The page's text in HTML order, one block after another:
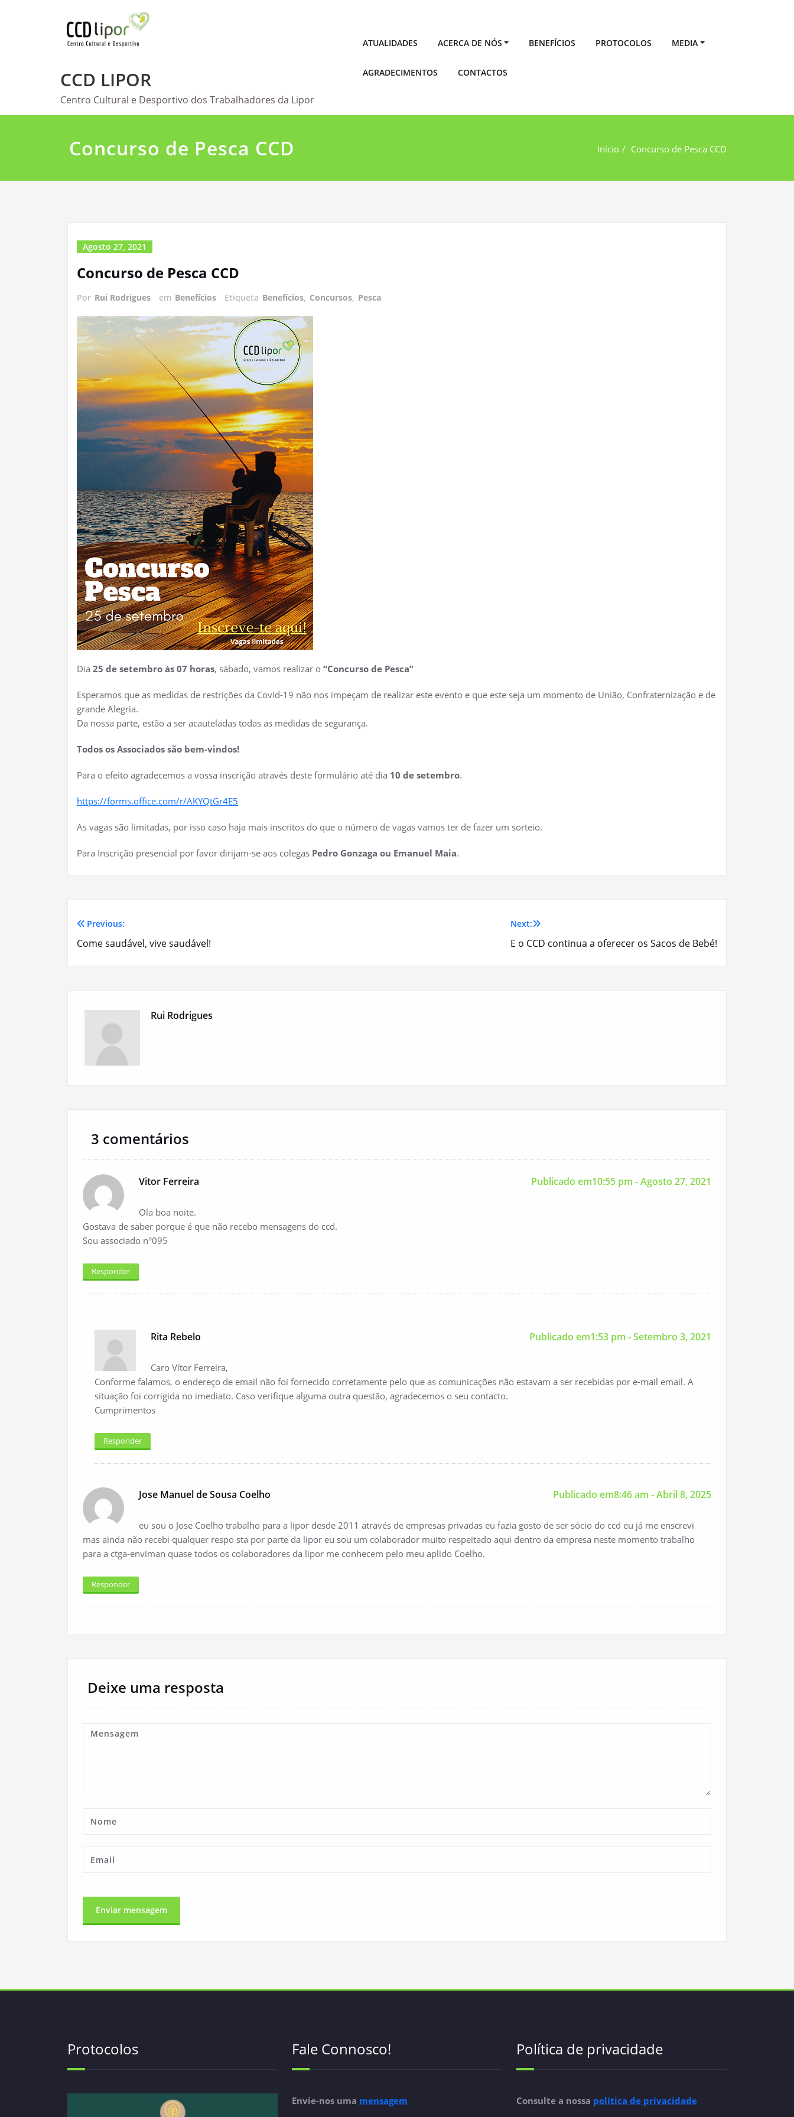
CCD LIPOR
Centro Cultural e Desportivo dos Trabalhadores da Lipor
ATUALIDADES ACERCA DE NÓS BENEFÍCIOS PROTOCOLOS MEDIA
AGRADECIMENTOS CONTACTOS
Concurso de Pesca CCD Início Concurso de Pesca CCD
Agosto 27, 2021
Concurso de Pesca CCD
Por Rui Rodrigues em Benefícios Etiqueta Benefícios, Concursos, Pesca
Dia 25 de setembro às 07 horas, sábado, vamos realizar o “Concurso de Pesca”
Esperamos que as medidas de restrições da Covid-19 não nos impeçam de realizar este evento e que este seja um momento de União, Confraternização e de
grande Alegria.
Da nossa parte, estão a ser acauteladas todas as medidas de segurança.
Todos os Associados são bem-vindos!
Para o efeito agradecemos a vossa inscrição através deste formulário até dia 10 de setembro.
https://forms.office.com/r/AKYQtGr4E5
As vagas são limitadas, por isso caso haja mais inscritos do que o número de vagas vamos ter de fazer um sorteio.
Para Inscrição presencial por favor dirijam-se aos colegas Pedro Gonzaga ou Emanuel Maia.
Navegação
Previous:
Come saudável, vive saudável!
Next:
E o CCD continua a oferecer os Sacos de Bebé!
Rui Rodrigues
3 comentários
Vitor Ferreira Publicado em10:55 pm - Agosto 27, 2021
Ola boa noite.
Gostava de saber porque é que não recebo mensagens do ccd.
Sou associado n°095
Responder
Rita Rebelo Publicado em1:53 pm - Setembro 3, 2021
Caro Vítor Ferreira,
Conforme falamos, o endereço de email não foi fornecido corretamente pelo que as comunicações não estavam a ser recebidas por e-mail email. A
situação foi corrigida no imediato. Caso verifique alguma outra questão, agradecemos o seu contacto.
Cumprimentos
Responder
Jose Manuel de Sousa Coelho Publicado em8:46 am - Abril 8, 2025
eu sou o Jose Coelho trabalho para a lipor desde 2011 através de empresas privadas eu fazia gosto de ser sócio do ccd eu já me enscrevi
mas ainda não recebi qualquer respo sta por parte da lipor eu sou um colaborador muito respeitado aqui dentro da empresa neste momento trabalho
para a ctga-enviman quase todos os colaboradores da lipor me conhecem pelo meu aplido Coelho.
Responder
Deixe uma resposta
Protocolos Fale Connosco!
Envie-nos uma mensagem
Política de privacidade
Consulte a nossa política de privacidade